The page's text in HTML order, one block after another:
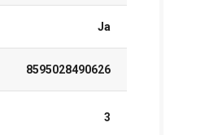
Ja
8595028490626
3